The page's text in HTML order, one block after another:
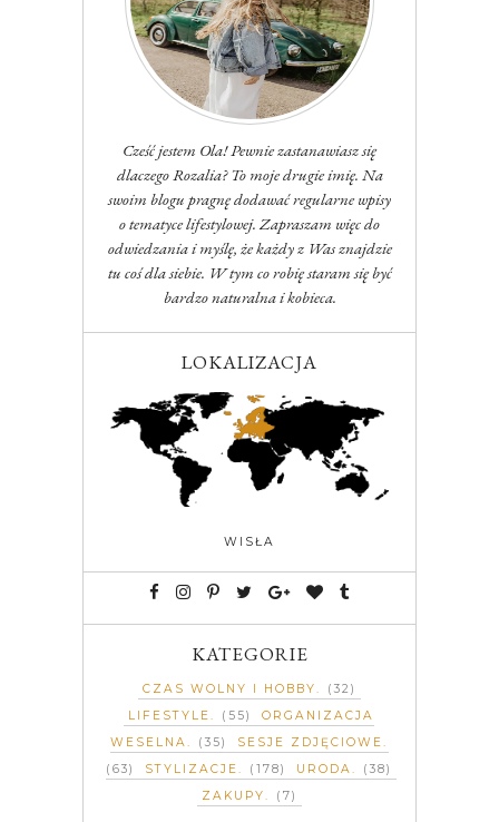
Cześć jestem Ola! Pewnie zastanawiasz się
dlaczego Rozalia? To moje drugie imię. Na
swoim blogu pragnę dodawać regularne wpisy
o tematyce lifestylowej. Zapraszam więc do
odwiedzania i myślę, że każdy z Was znajdzie
tu coś dla siebie. W tym co robię staram się być
bardzo naturalna i kobieca.
LOKALIZACJA
WISŁA
KATEGORIE
CZAS WOLNY I HOBBY
(32)
LIFESTYLE
(55)
ORGANIZACJA
WESELNA
(35)
SESJE ZDJĘCIOWE
(63)
STYLIZACJE (178) URODA
(38)
ZAKUPY
(7)